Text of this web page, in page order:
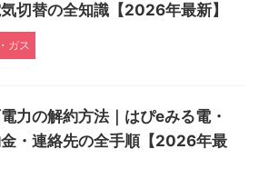
切替の全知識【2026年最新】
ガス
力の解約方法｜はぴeみる電・
・連絡先の全手順【2026年最